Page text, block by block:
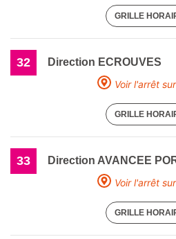
GRILLE
32
Direction ECROUVES
Voir l'arrêt
GRILLE
33
Direction AVANCEE
Voir l'arrêt
GRILLE